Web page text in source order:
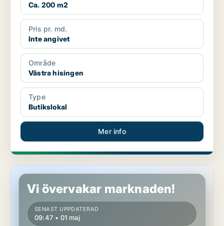
Ca. 200 m2
Pris pr. md.
Inte angivet
Område
Västra hisingen
Type
Butikslokal
Mer info
Butikslokal i Västra hisingen
Vi övervakar marknaden!
SENAST UPPDATERAD
09:47 • 01 maj